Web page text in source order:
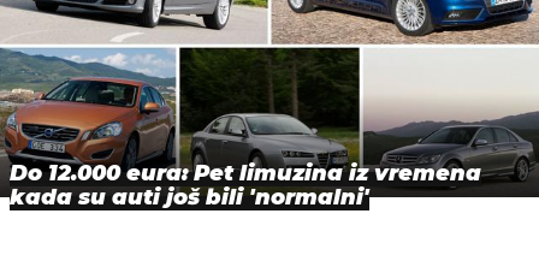
Do 12.000 eura: Pet limuzina iz vremena
kada su auti još bili 'normalni'